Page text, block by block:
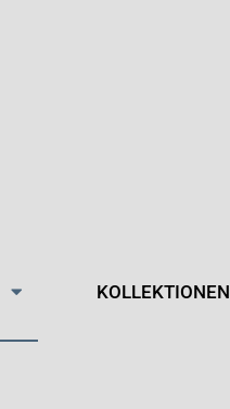
KOLLEKTIONEN